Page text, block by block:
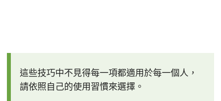
這些技巧中不見得每一項都適用於每一個人，
請依照自己的使用習慣來選擇。